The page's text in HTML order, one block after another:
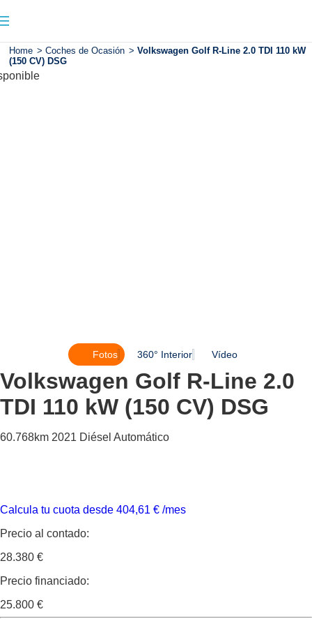
Home > Coches de Ocasión > Volkswagen Golf R-Line 2.0 TDI 110 kW
(150 CV) DSG
Fotos 360° Interior Vídeo
Volkswagen Golf R-Line 2.0
TDI 110 kW (150 CV) DSG
60.768km 2021 Diésel Automático
Calcula tu cuota desde 404,61 € /mes
Precio al contado:
28.380 €
Precio financiado:
25.800 €